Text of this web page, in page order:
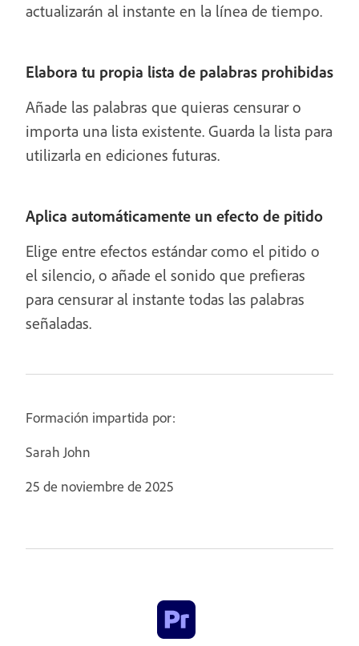
actualizarán al instante en la línea de tiempo.
Elabora tu propia lista de palabras prohibidas
Añade las palabras que quieras censurar o
importa una lista existente. Guarda la lista para
utilizarla en ediciones futuras.
Aplica automáticamente un efecto de pitido
Elige entre efectos estándar como el pitido o
el silencio, o añade el sonido que prefieras
para censurar al instante todas las palabras
señaladas.
Formación impartida por:
Sarah John
25 de noviembre de 2025